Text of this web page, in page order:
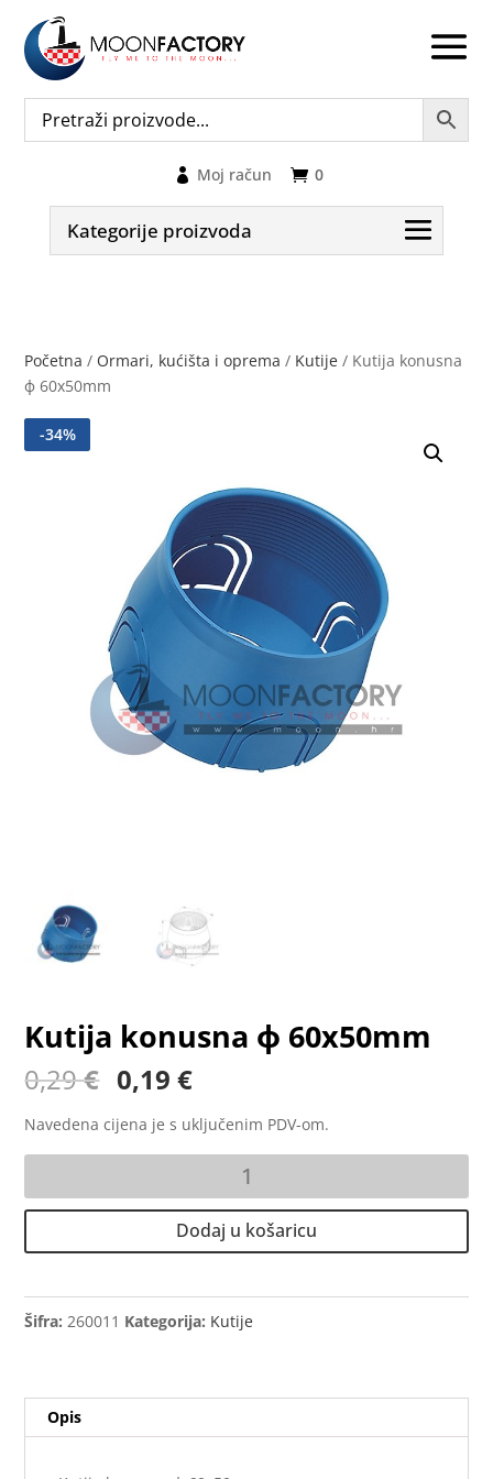
0
Moj račun
Kategorije proizvoda
Početna / Ormari, kućišta i oprema / Kutije / Kutija konusna
ф 60x50mm
-34%
Kutija konusna ф 60x50mm
0,29€ Izvorna
cijena
bila
je:
0,19€Trenutna
je:
0,19 €.
Navedena cijena je s uključenim PDV-om.
ф
Dodaj u košaricu
Šifra:260011 Kategorija: Kutije
Opis